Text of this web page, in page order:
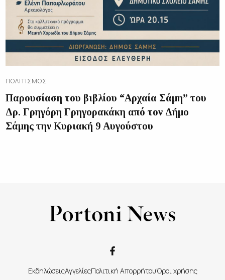
ΠΟΛΙΤΙΣΜΌΣ
Παρουσίαση του βιβλίου “Αρχαία Σάμη” του
Δρ. Γρηγόρη Γρηγορακάκη από τον Δήμο
Σάμης την Κυριακή 9 Αυγούστου
ΕκδηλώσειςΑγγελίεςΠολιτική ΑπορρήτουΌροι χρήσης